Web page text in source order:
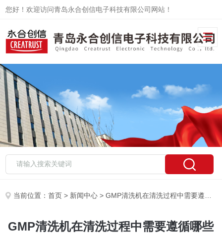
您好！欢迎访问青岛永合创信电子科技有限公司网站！
当前位置：首页 > 新闻中心 > GMP清洗机在清洗过程中需要遵循哪些操作规范？
GMP清洗机在清洗过程中需要遵循哪些